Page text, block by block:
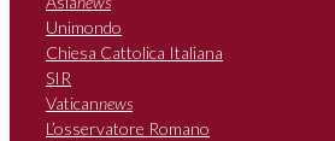
Unimondo
Chiesa Cattolica Italiana
SIR
Vaticannews
L’osservatore Romano